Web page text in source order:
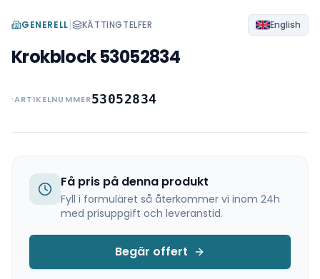
GENERELL| KÄTTINGTELFER English
Krokblock 53052834
ARTIKELNUMMER53052834
Få pris på denna produkt
Fyll i formuläret så återkommer vi inom 24h
med prisuppgift och leveranstid.
Begär offert